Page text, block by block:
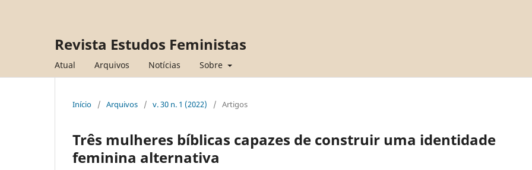
Revista Estudos Feministas
Atual Arquivos Notícias Sobre
Início / Arquivos / v. 30 n. 1 (2022) / Artigos
Três mulheres bíblicas capazes de construir uma identidade
feminina alternativa